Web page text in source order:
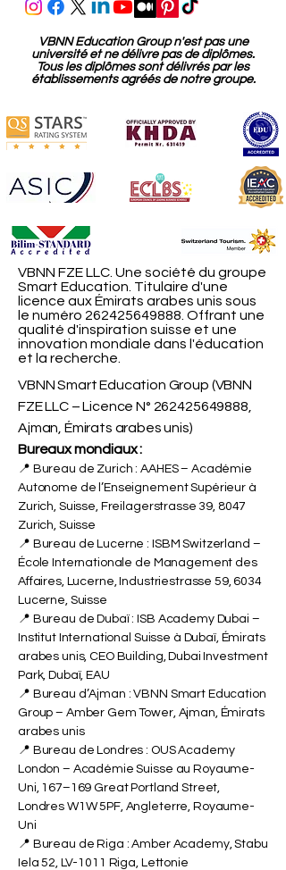
VBNN Education Group n'est pas une
université et ne délivre pas de diplômes.
Tous les diplômes sont délivrés par les
établissements agréés de notre groupe.
VBNN FZE LLC. Une société du groupe
Smart Education. Titulaire d'une
licence aux Émirats arabes unis sous
le numéro 262425649888 . Offrant une
qualité d'inspiration suisse et une
innovation mondiale dans l'éducation
et la recherche.
VBNN Smart Education Group (VBNN
FZE LLC – Licence N° 262425649888
Ajman, Émirats arabes unis)
Bureaux mondiaux :
📍 Bureau de Zurich : AAHES – Académie
Autonome de l’Enseignement Supérieur à
Zurich, Suisse, Freilagerstrasse 39, 8047
Zurich, Suisse
📍 Bureau de Lucerne : ISBM Switzerland –
École Internationale de Management des
Affaires, Lucerne, Industriestrasse 59, 6034
Lucerne, Suisse
📍 Bureau de Dubaï : ISB Academy Dubai –
Institut International Suisse à Dubaï, Émirats
arabes unis, CEO Building, Dubai Investment
Park, Dubaï, EAU
📍 Bureau d’Ajman : VBNN Smart Education
Group – Amber Gem Tower, Ajman, Émirats
arabes unis
📍 Bureau de Londres : OUS Academy
London – Académie Suisse au Royaume-
Uni, 167–169 Great Portland Street,
Londres W1W 5PF, Angleterre, Royaume-
Uni
📍 Bureau de Riga : Amber Academy, Stabu
Iela 52, LV-1011 Riga, Lettonie